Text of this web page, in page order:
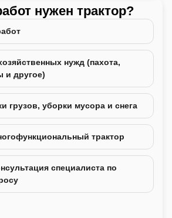
нужен трактор?
нужд (пахота,
и другое)
грузов, уборки мусора и снега
трактор
специалиста по